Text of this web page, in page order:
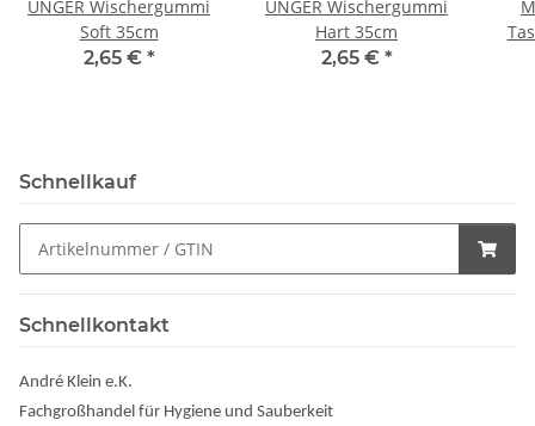
UNGER Wischergummi
Soft 35cm
2,65 € *
UNGER Wischergummi
Hart 35cm
2,65 € *
Schnellkauf
Schnellkontakt
André Klein e.K.
Fachgroßhandel für Hygiene und Sauberkeit